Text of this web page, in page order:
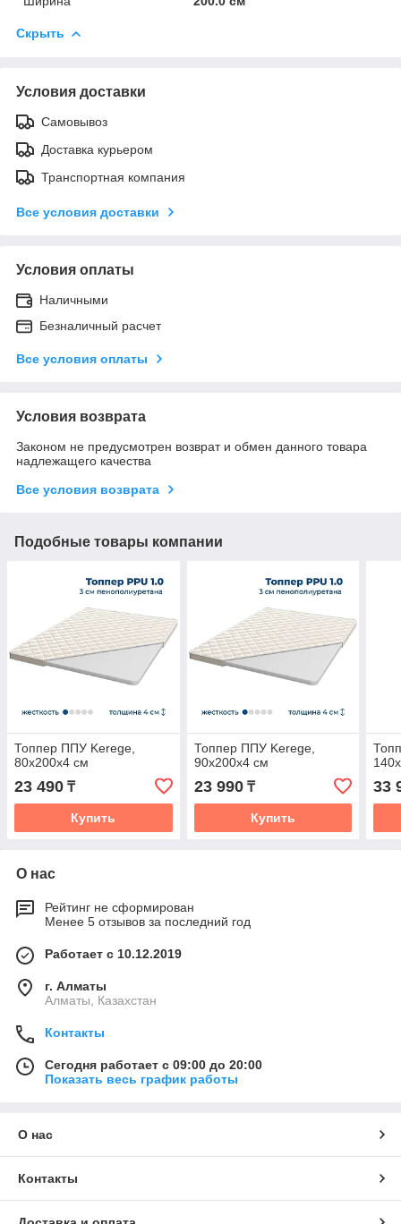
Скрыть
Условия доставки
Самовывоз
Доставка курьером
Транспортная компания
Все условия доставки
Условия оплаты
Наличными
Безналичный расчет
Все условия оплаты
Условия возврата
Законом не предусмотрен возврат и обмен данного товара
надлежащего качества
Все условия возврата
Подобные товары компании
Топпер ППУ Kerege,
80x200x4 см
23 490 ₸
Купить
Топпер ППУ Kerege,
90x200x4 см
23 990₸
Купить
33
О нас
Рейтинг не сформирован
Менее 5 отзывов за последний год
Работает с 10.12.2019
г. Алматы
Алматы, Казахстан
Контакты
Сегодня работает с 09:00 до 20:00
Показать весь график работы
О нас
Контакты